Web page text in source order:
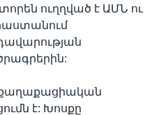
ուղղված է ԱՄՆ ու
է: Խոսքը